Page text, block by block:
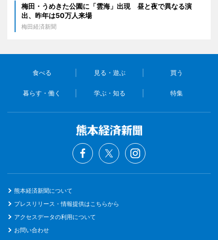
梅田・うめきた公園に「雲海」出現 昼と夜で異なる演
出、昨年は50万人来場
梅田経済新聞
食べる 見る・遊ぶ 買う
暮らす・働く 学ぶ・知る 特集
熊本経済新聞について
プレスリリース・情報提供はこちらから
アクセスデータの利用について
お問い合わせ